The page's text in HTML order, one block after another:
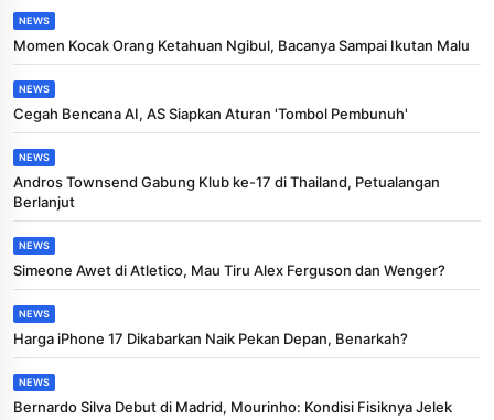
NEWS
Momen Kocak Orang Ketahuan Ngibul, Bacanya Sampai Ikutan Malu
NEWS
Cegah Bencana AI, AS Siapkan Aturan 'Tombol Pembunuh'
NEWS
Andros Townsend Gabung Klub ke-17 di Thailand, Petualangan
Berlanjut
NEWS
Simeone Awet di Atletico, Mau Tiru Alex Ferguson dan Wenger?
NEWS
Harga iPhone 17 Dikabarkan Naik Pekan Depan, Benarkah?
NEWS
Bernardo Silva Debut di Madrid, Mourinho: Kondisi Fisiknya Jelek